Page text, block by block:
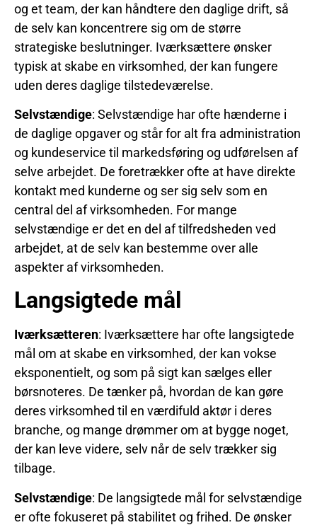
og et team, der kan håndtere den daglige drift, så
de selv kan koncentrere sig om de større
strategiske beslutninger. Iværksættere ønsker
typisk at skabe en virksomhed, der kan fungere
uden deres daglige tilstedeværelse.
Selvstændige: Selvstændige har ofte hænderne i
de daglige opgaver og står for alt fra administration
og kundeservice til markedsføring og udførelsen af
selve arbejdet. De foretrækker ofte at have direkte
kontakt med kunderne og ser sig selv som en
central del af virksomheden. For mange
selvstændige er det en del af tilfredsheden ved
arbejdet, at de selv kan bestemme over alle
aspekter af virksomheden.
Langsigtede mål
Iværksætteren: Iværksættere har ofte langsigtede
mål om at skabe en virksomhed, der kan vokse
eksponentielt, og som på sigt kan sælges eller
børsnoteres. De tænker på, hvordan de kan gøre
deres virksomhed til en værdifuld aktør i deres
branche, og mange drømmer om at bygge noget,
der kan leve videre, selv når de selv trækker sig
tilbage.
Selvstændige: De langsigtede mål for selvstændige
er ofte fokuseret på stabilitet og frihed. De ønsker